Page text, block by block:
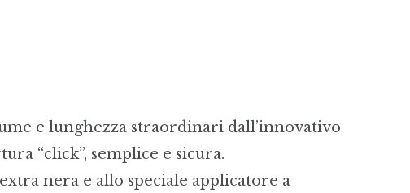
e lunghezza straordinari dall’innovativo
“click”, semplice e sicura.
nera e allo speciale applicatore a